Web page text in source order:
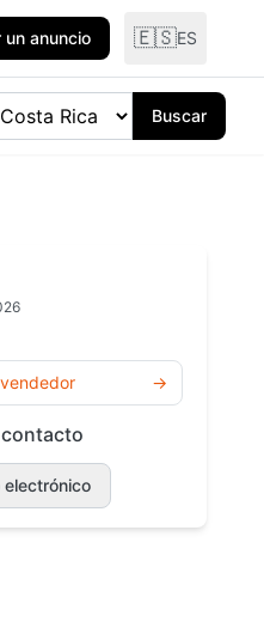
un anuncio 🇪🇸ES
Buscar
→